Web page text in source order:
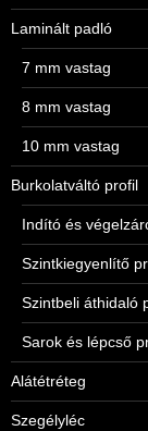
Laminált padló
7 mm vastag
8 mm vastag
10 mm vastag
Burkolatváltó profil
Indító és
Szintkiegyenlítő
Szintbeli áthidaló
Sarok és lépcső
Alátétréteg
Szegélyléc